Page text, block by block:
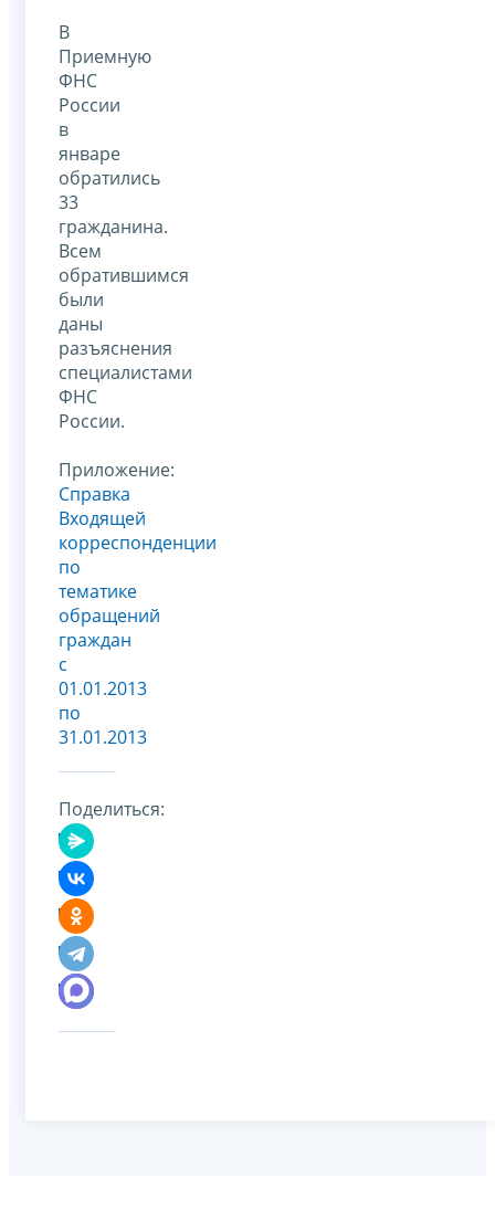
В
Приемную
ФНС
России
в
январе
обратились
33
гражданина.
Всем
обратившимся
были
даны
разъяснения
специалистами
ФНС
России.
Приложение:
Справка
Входящей
корреспонденции
по
тематике
обращений
граждан
c
01.01.2013
по
31.01.2013
Поделиться: